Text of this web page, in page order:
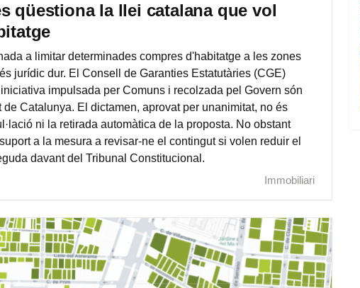
qüestiona la llei catalana que vol
a limitar determinades compres d'habitatge a les zones
jurídic dur. El Consell de Garanties Estatutàries (CGE)
impulsada per Comuns i recolzada pel Govern són
Catalunya. El dictamen, aprovat per unanimitat, no és
ni la retirada automàtica de la proposta. No obstant
a la mesura a revisar-ne el contingut si volen reduir el
davant del Tribunal Constitucional.
Immobiliari